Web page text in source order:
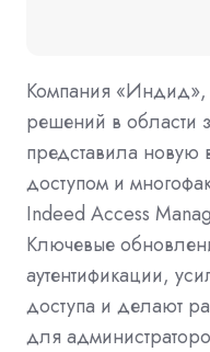
Компания «Индид»,
решений в области
представила новую
доступом и
Indeed Access
Ключевые
аутентификации,
доступа и делают
для